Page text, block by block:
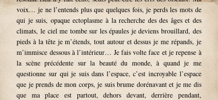
voix… je ne l’entends plus que quelques fois, je perds les mots de
qui je suis, opaque ectoplasme à la recherche des des âges et des
climats, le ciel me tombe sur les épaules je deviens brouillard, des
pieds à la tête je m’étends, tout autour et dessus je me répands, je
m’immisce dessous à l’intérieur… Je fais volte face et je repense à
la scène précédente sur la beauté du monde, à quand je me
questionne sur qui je suis dans l’espace, c’est incroyable l’espace
que je prends de mon corps, je suis brume dorénavant et je me dis
que ma place est partout, dehors devant, derrière pendant,